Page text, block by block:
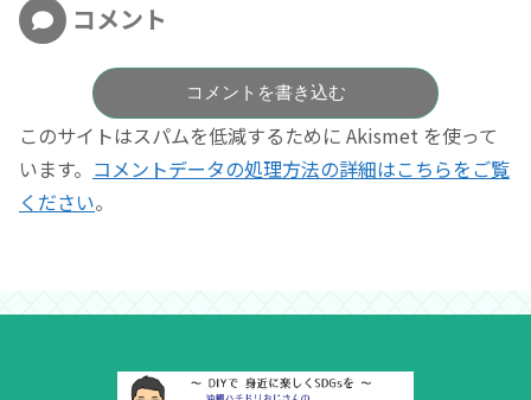
コメント
コメントを書き込む
このサイトはスパムを低減するために Akismet を使って
います。 コメントデータの処理方法の詳細はこちらをご覧
ください。